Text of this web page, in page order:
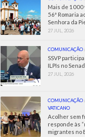
Mais de 1000
56ª Romaria
Senhora da
27 JUL, 2026
COMUNICAÇÃO/
SSVP
ILPIs no
27 JUL, 2026
COMUNICAÇÃO/
VATICANO
Acolher sem
responde às
migrantes no